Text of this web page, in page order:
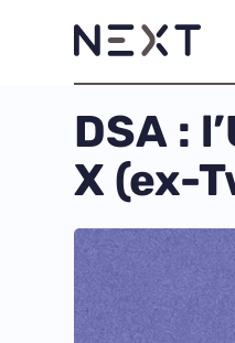
DSA :
X (ex-